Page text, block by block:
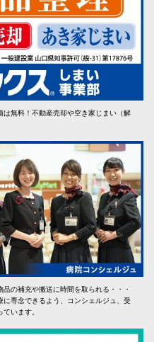
無料！不動産売却や空き家じまい（解
の補充や搬送に時間を取られる・・・
専念できるよう、コンシェルジュ、受
います。